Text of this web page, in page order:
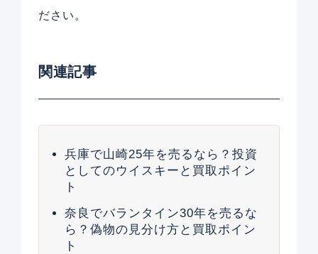
ださい。
関連記事
兵庫で山崎25年を売るなら？投資
としてのウイスキーと買取ポイン
ト
奈良でバランタイン30年を売るな
ら？偽物の見分け方と買取ポイン
ト